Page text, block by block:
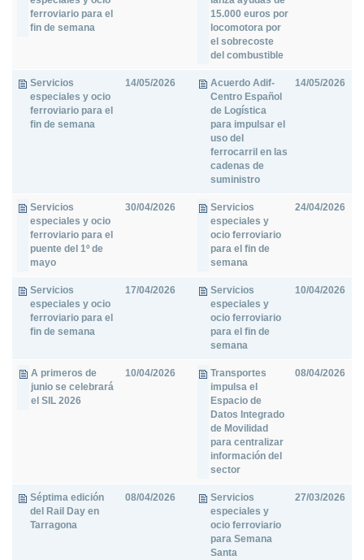
ferroviario para el
fin de semana
15.000 euros por
locomotora por
el sobrecoste
del combustible
Servicios
especiales y ocio
ferroviario para el
fin de semana
14/05/2026
Acuerdo Adif-
Centro Español
de Logística
para impulsar el
uso del
ferrocarril en las
cadenas de
suministro
14/05/2026
Servicios
especiales y ocio
ferroviario para el
puente del 1º de
mayo
30/04/2026
Servicios
especiales y
ocio ferroviario
para el fin de
semana
24/04/2026
Servicios
especiales y ocio
ferroviario para el
fin de semana
17/04/2026
Servicios
especiales y
ocio ferroviario
para el fin de
semana
10/04/2026
A primeros de
junio se celebrará
el SIL 2026
10/04/2026
Transportes
impulsa el
Espacio de
Datos Integrado
de Movilidad
para centralizar
información del
sector
08/04/2026
Séptima edición
del Rail Day en
Tarragona
08/04/2026
Servicios
especiales y
ocio ferroviario
para Semana
Santa
27/03/2026